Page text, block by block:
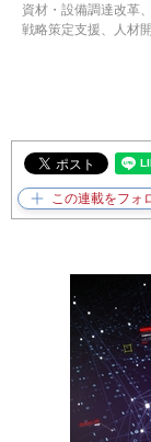
資材・設備調達改革
戦略策定支援、人材